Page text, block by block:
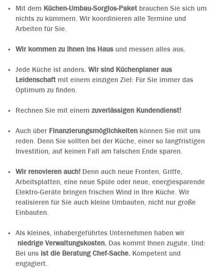
Mit dem Küchen-Umbau-Sorglos-Paketbrauchen Sie sich um
nichts zu kümmern. Wir koordinieren alle Termine und
Arbeiten für Sie.
Wir kommen zu Ihnen ins Hausund messen alles aus.
Jede Küche ist anders. Wir sind Küchenplaner aus
Leidenschaftmit einem einzigen Ziel: Für Sie immer das
Optimum zu finden.
Rechnen Sie mit einem zuverlässigen Kundendienst!
Auch überFinanzierungsmöglichkeiten können Sie mit uns
reden. Denn Sie sollten bei der Küche, einer so langfristigen
Investition, auf keinen Fall am falschen Ende sparen.
Wir renovieren auch!Denn auch neue Fronten, Griffe,
Arbeitsplatten, eine neue Spüle oder neue, energiesparende
Elektro-Geräte bringen frischen Wind in Ihre Küche. Wir
realisieren für Sie auch kleine Umbauten, nicht nur große
Einbauten.
Als kleines, inhabergeführtes Unternehmen haben wir
niedrige Verwaltungskosten.Das kommt Ihnen zugute. Und:
Bei unsist die Beratung Chef-Sache.Kompetent und
engagiert.